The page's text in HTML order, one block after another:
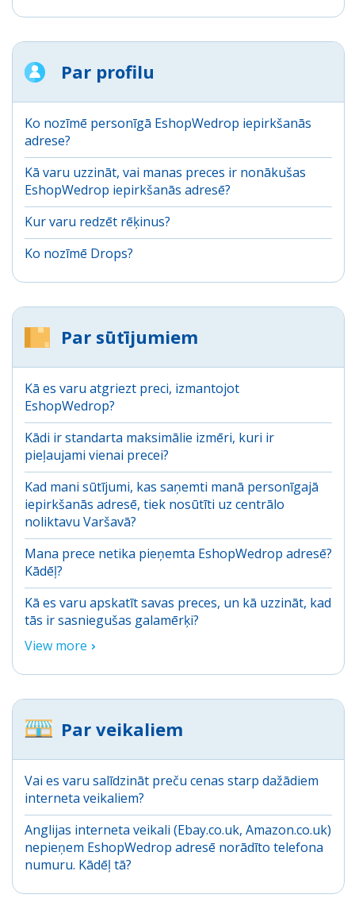
Par profilu
Ko nozīmē personīgā EshopWedrop iepirkšanās
adrese?
Kā varu uzzināt, vai manas preces ir nonākušas
EshopWedrop iepirkšanās adresē?
Kur varu redzēt rēķinus?
Ko nozīmē Drops?
Par sūtījumiem
Kā es varu atgriezt preci, izmantojot
EshopWedrop?
Kādi ir standarta maksimālie izmēri, kuri ir
pieļaujami vienai precei?
Kad mani sūtījumi, kas saņemti manā personīgajā
iepirkšanās adresē, tiek nosūtīti uz centrālo
noliktavu Varšavā?
Mana prece netika pieņemta EshopWedrop adresē?
Kādēļ?
Kā es varu apskatīt savas preces, un kā uzzināt, kad
tās ir sasniegušas galamērķi?
View more
Par veikaliem
Vai es varu salīdzināt preču cenas starp dažādiem
interneta veikaliem?
Anglijas interneta veikali (Ebay.co.uk, Amazon.co.uk)
nepieņem EshopWedrop adresē norādīto telefona
numuru. Kādēļ tā?